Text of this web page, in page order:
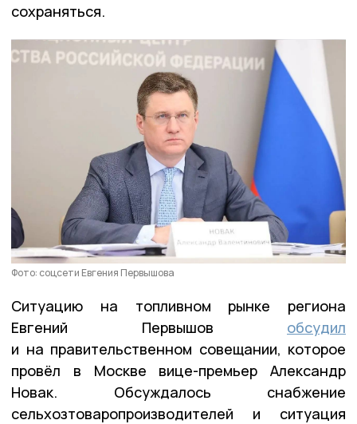
сохраняться.
Фото: соцсети Евгения Первышова
Ситуацию на топливном рынке региона
Евгений Первышов обсудил
и на правительственном совещании, которое
провёл в Москве вице-премьер Александр
Новак. Обсуждалось снабжение
сельхозтоваропроизводителей и ситуация